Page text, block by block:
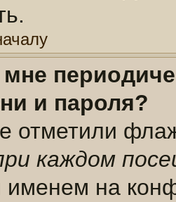
и пароля?
отметили
каждом
именем на